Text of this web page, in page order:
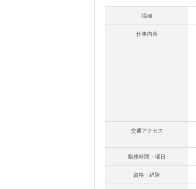
職種
仕事内容
交通アクセス
勤務時間・曜日
資格・経験